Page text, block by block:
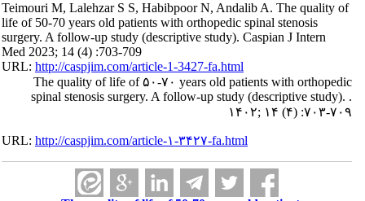
Teimouri M, Lalehzar S S, Habibpoor N, Andalib A. The quality of
life of 50-70 years old patients with orthopedic spinal stenosis
surgery. A follow-up study (descriptive study). Caspian J Intern
Med 2023; 14 (4) :703-709
URL:http://caspjim.com/article-1-3427-fa.html
The quality of life of ۵۰-۷۰ years old patients with orthopedic
spinal stenosis surgery. A follow-up study (descriptive study). .
۱۴۰۲; ۱۴ (۴) :۷۰۳-۷۰۹
URL:http://caspjim.com/article-۱-۳۴۲۷-fa.html